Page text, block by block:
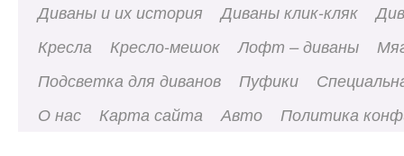
Диваны и их история
Диваны клик-кляк
Кресла
Кресло-мешок Лофт – диваны
Подсветка для диванов
Пуфики
О нас
Карта сайта Авто Политика